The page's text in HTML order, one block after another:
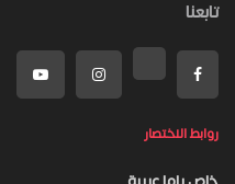
تابعنا
روابط الاختصار